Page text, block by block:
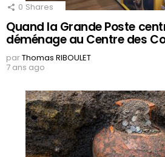
0 Shares
Quand la Grande Poste
déménage au Centre des
parThomas RIBOULET
7 ans ago